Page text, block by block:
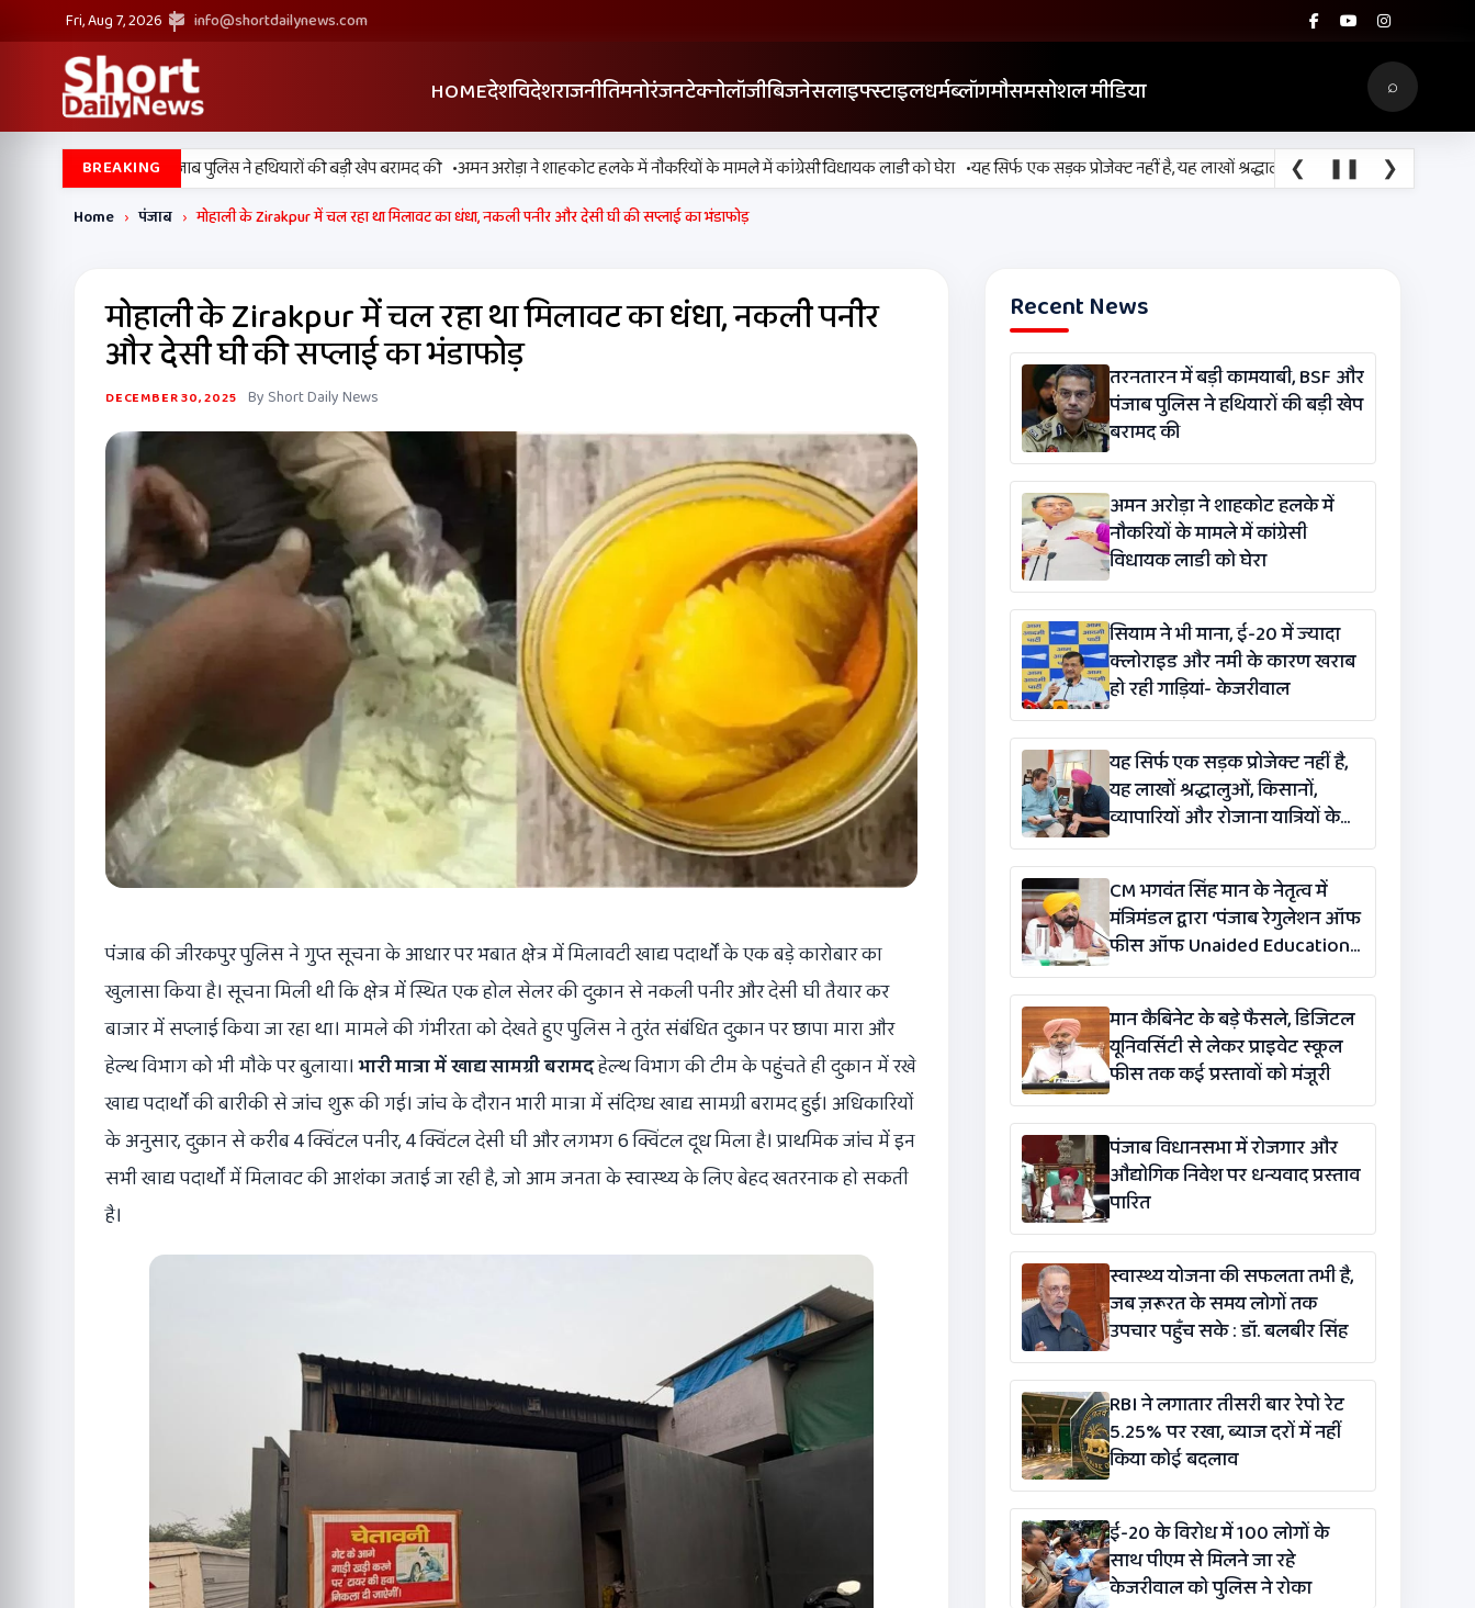
Fri, Aug 7, 2026 info@shortdailynews.com
HOMEदेशविदेशराजनीतिमनोरंजनटेक्नोलॉजीबिजनेसलाइफ्स्टाइलधर्मब्लॉगमौसमसोशल मीडिया ⌕
BREAKING
कामयाबी, BSF और पंजाब पुलिस ने हथियारों की बड़ी खेप बरामद की •अमन अरोड़ा ने शाहकोट हलके में नौकरियों के मामले में कांग्रेसी विधायक लाडी को घेरा •यह सिर्फ एक सड़क प्रोजेक्ट नहीं है, यह लाखों श्रद्धालुओं, किसानों, व्यापारियों और रोजाना
❮ ❚❚ ❯
Home › पंजाब › मोहाली के Zirakpur में चल रहा था मिलावट का धंधा, नकली पनीर और देसी घी की सप्लाई का भंडाफोड़
मोहाली के Zirakpur में चल रहा था मिलावट का धंधा, नकली पनीर
और देसी घी की सप्लाई का भंडाफोड़
DECEMBER 30, 2025 By Short Daily News
पंजाब की जीरकपुर पुलिस ने गुप्त सूचना के आधार पर भबात क्षेत्र में मिलावटी खाद्य पदार्थों के एक बड़े कारोबार का
खुलासा किया है। सूचना मिली थी कि क्षेत्र में स्थित एक होल सेलर की दुकान से नकली पनीर और देसी घी तैयार कर
बाजार में सप्लाई किया जा रहा था। मामले की गंभीरता को देखते हुए पुलिस ने तुरंत संबंधित दुकान पर छापा मारा और
हेल्थ विभाग को भी मौके पर बुलाया।भारी मात्रा में खाद्य सामग्री बरामदहेल्थ विभाग की टीम के पहुंचते ही दुकान में रखे
खाद्य पदार्थों की बारीकी से जांच शुरू की गई। जांच के दौरान भारी मात्रा में संदिग्ध खाद्य सामग्री बरामद हुई। अधिकारियों
के अनुसार, दुकान से करीब 4 क्विंटल पनीर, 4 क्विंटल देसी घी और लगभग 6 क्विंटल दूध मिला है। प्राथमिक जांच में इन
सभी खाद्य पदार्थों में मिलावट की आशंका जताई जा रही है, जो आम जनता के स्वास्थ्य के लिए बेहद खतरनाक हो सकती
है।
Recent News
तरनतारन में बड़ी कामयाबी, BSF और
पंजाब पुलिस ने हथियारों की बड़ी खेप
बरामद की
अमन अरोड़ा ने शाहकोट हलके में
नौकरियों के मामले में कांग्रेसी
विधायक लाडी को घेरा
सियाम ने भी माना, ई-20 में ज्यादा
क्लोराइड और नमी के कारण खराब
हो रही गाड़ियां- केजरीवाल
यह सिर्फ एक सड़क प्रोजेक्ट नहीं है,
यह लाखों श्रद्धालुओं, किसानों,
व्यापारियों और रोजाना यात्रियों के
लिए एक लाइफलाइन है: कंग
CM भगवंत सिंह मान के नेतृत्व में
मंत्रिमंडल द्वारा ‘पंजाब रेगुलेशन ऑफ
फीस ऑफ Unaided Educational
Institutions (संशोधन)
विधेयक-2026’ पास
मान कैबिनेट के बड़े फैसले, डिजिटल
यूनिवर्सिटी से लेकर प्राइवेट स्कूल
फीस तक कई प्रस्तावों को मंजूरी
पंजाब विधानसभा में रोजगार और
औद्योगिक निवेश पर धन्यवाद प्रस्ताव
पारित
स्वास्थ्य योजना की सफलता तभी है,
जब ज़रूरत के समय लोगों तक
उपचार पहुँच सके : डॉ. बलबीर सिंह
RBI ने लगातार तीसरी बार रेपो रेट
5.25% पर रखा, ब्याज दरों में नहीं
किया कोई बदलाव
ई-20 के विरोध में 100 लोगों के
साथ पीएम से मिलने जा रहे
केजरीवाल को पुलिस ने रोका